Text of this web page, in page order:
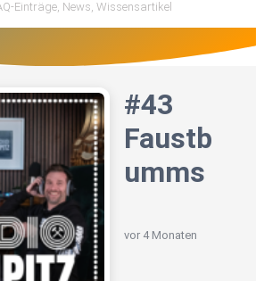
#43
Faustb
umms
vor 4 Monaten